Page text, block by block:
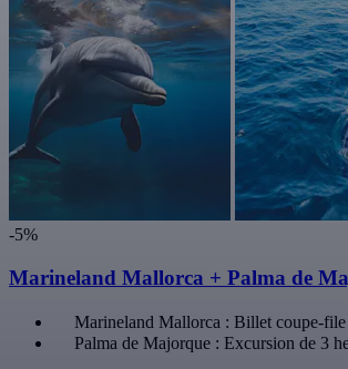
-5%
Marineland Mallorca + Palma de
Marineland Mallorca : Billet coupe-file
Palma de Majorque : Excursion de 3